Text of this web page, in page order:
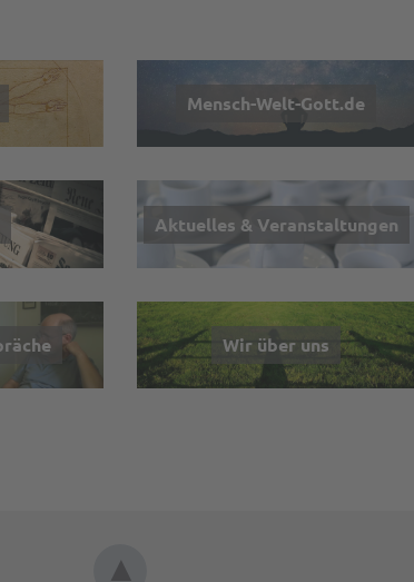
Mensch-Welt-Gott.de
Aktuelles & Veranstaltungen
Wir über uns
▲